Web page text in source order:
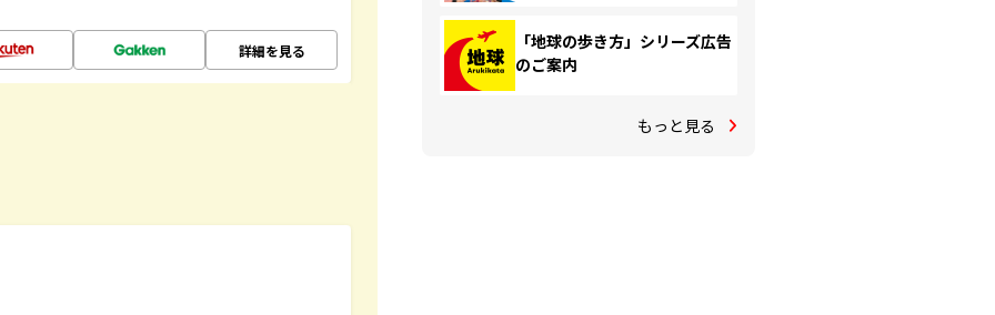
詳細を見る
「地球の歩き方」シリーズ広告
のご案内
もっと見る